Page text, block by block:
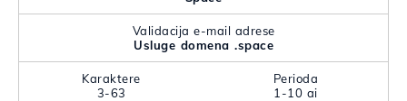
Validacija e-mail adrese
Usluge domena .space
Karaktere
3-63
Perioda
1-10 ai